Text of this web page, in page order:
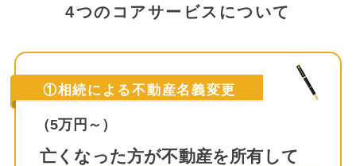
4つのコアサービスについて
①相続による不動産名義変更
（5万円～）
亡くなった方が不動産を所有して